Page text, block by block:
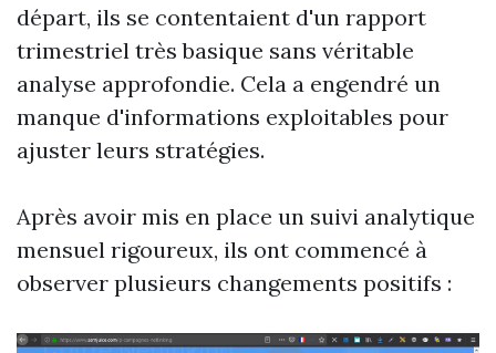
départ, ils se contentaient d'un rapport
trimestriel très basique sans véritable
analyse approfondie. Cela a engendré un
manque d'informations exploitables pour
ajuster leurs stratégies.
Après avoir mis en place un suivi analytique
mensuel rigoureux, ils ont commencé à
observer plusieurs changements positifs :